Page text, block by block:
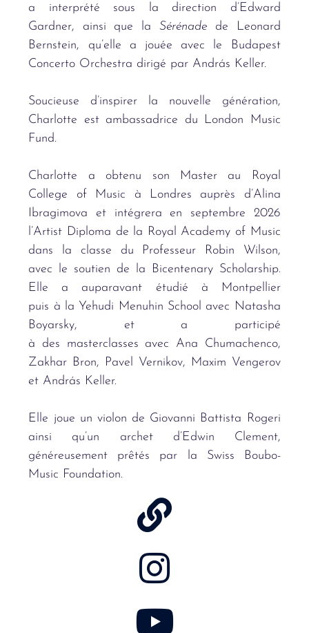
a interprété sous la direction d’Edward
Gardner, ainsi que la Sérénade de Leonard
Bernstein, qu’elle a jouée avec le Budapest
Concerto Orchestra dirigé par András Keller.
Soucieuse d’inspirer la nouvelle génération,
Charlotte est ambassadrice du London Music
Fund.
Charlotte a obtenu son Master au Royal
College of Music à
Londres auprès d’Alina
Ibragimova et intégrera en septembre 2026
l’Artist Diploma de la Royal Academy of Music
dans la classe du Professeur Robin Wilson,
avec le soutien de la Bicentenary Scholarship.
Elle a auparavant étudié à Montpellier
puis à la Yehudi Menuhin School avec Natasha
Boyarsky, et a participé
à des masterclasses avec Ana Chumachenco,
Zakhar Bron, Pavel Vernikov, Maxim Vengerov
et András Keller.
Elle joue un violon de Giovanni Battista Rogeri
ainsi qu’un archet d’Edwin Clement,
généreusement prêtés par la Swiss Boubo-
Music Foundation.